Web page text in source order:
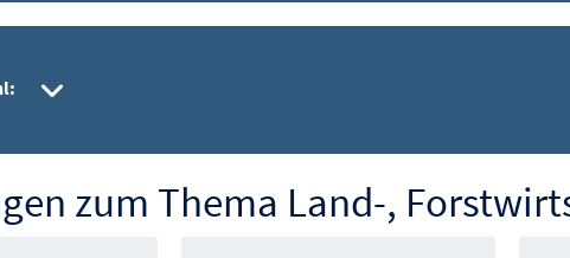
zum Thema Land-,